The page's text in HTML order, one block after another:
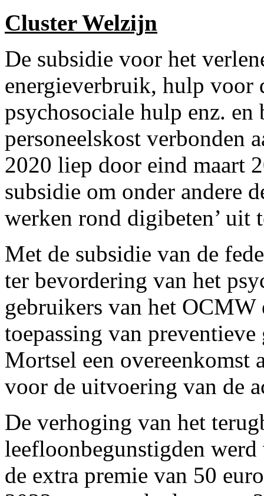
Cluster Welzijn
De subsidie voor het
energieverbruik, hulp voor
psychosociale hulp enz.
personeelskost verbonden
2020 liep door eind maart
subsidie om onder andere
werken rond digibeten’ uit
Met de subsidie van de
ter bevordering van het
gebruikers van het OCMW
toepassing van
Mortsel een overeenkomst
voor de uitvoering van de
De verhoging van het
leefloonbegunstigden
de extra premie van 50